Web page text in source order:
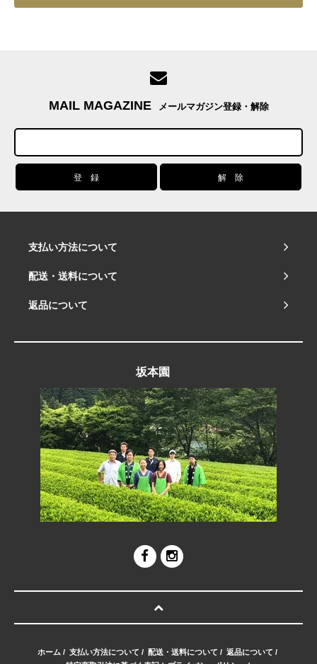
MAIL MAGAZINE メールマガジン登録・解除
支払い方法について
配送・送料について
返品について
坂本園
ホーム / 支払い方法について / 配送・送料について / 返品について /